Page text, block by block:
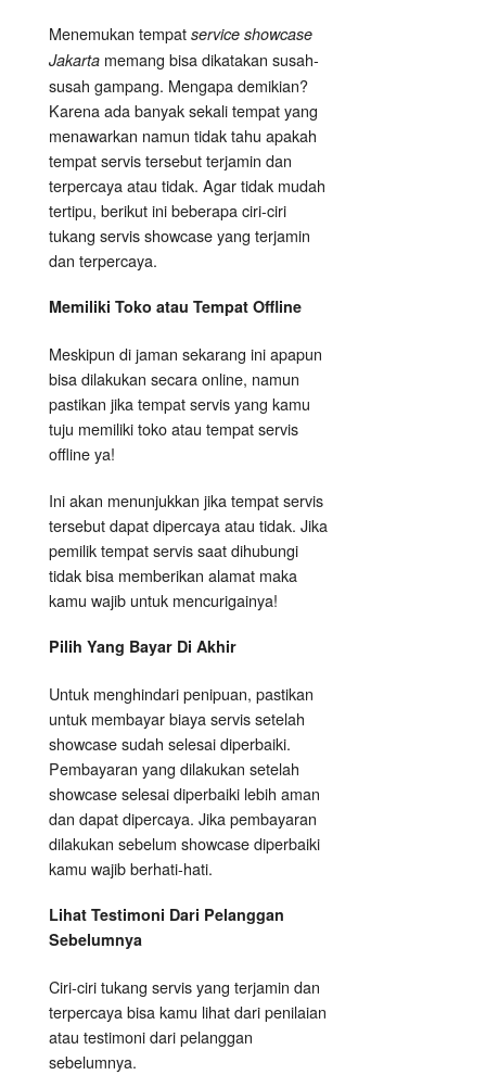
Menemukan tempat service showcase
Jakarta memang bisa dikatakan susah-
susah gampang. Mengapa demikian?
Karena ada banyak sekali tempat yang
menawarkan namun tidak tahu apakah
tempat servis tersebut terjamin dan
terpercaya atau tidak. Agar tidak mudah
tertipu, berikut ini beberapa ciri-ciri
tukang servis showcase yang terjamin
dan terpercaya.
Memiliki Toko atau Tempat Offline
Meskipun di jaman sekarang ini apapun
bisa dilakukan secara online, namun
pastikan jika tempat servis yang kamu
tuju memiliki toko atau tempat servis
offline ya!
Ini akan menunjukkan jika tempat servis
tersebut dapat dipercaya atau tidak. Jika
pemilik tempat servis saat dihubungi
tidak bisa memberikan alamat maka
kamu wajib untuk mencurigainya!
Pilih Yang Bayar Di Akhir
Untuk menghindari penipuan, pastikan
untuk membayar biaya servis setelah
showcase sudah selesai diperbaiki.
Pembayaran yang dilakukan setelah
showcase selesai diperbaiki lebih aman
dan dapat dipercaya. Jika pembayaran
dilakukan sebelum showcase diperbaiki
kamu wajib berhati-hati.
Lihat Testimoni Dari Pelanggan
Sebelumnya
Ciri-ciri tukang servis yang terjamin dan
terpercaya bisa kamu lihat dari penilaian
atau testimoni dari pelanggan
sebelumnya.